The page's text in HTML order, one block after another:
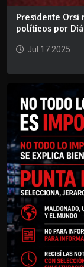
Presidente Orsi
políticos por
Jul 17 2025